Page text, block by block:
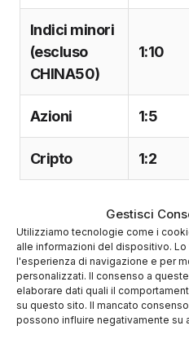
Gestisci
Utilizziamo tecnologie come i
alle informazioni del dispositivo.
l'esperienza di navigazione e per
personalizzati. Il consenso a
elaborare dati quali il
su questo sito. Il mancato
possono influire negativamente su
Indici minori
(escluso
CHINA50)
1:10
Azioni 1:5
Cripto 1:2
Conto Demo
FP Markets offreconti
MetaTrader 5. I conti
importanti per i
esercitarsi con le proprie